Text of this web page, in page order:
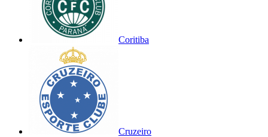
Coritiba
Cruzeiro